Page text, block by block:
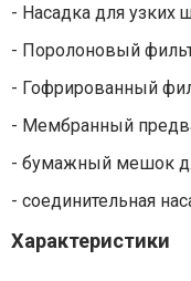
- Насадка для узких
- Поролоновый
- Гофрированный
- Мембранный
- бумажный мешок
- соединительная
Характеристики